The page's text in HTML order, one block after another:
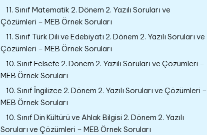
11. Sınıf Matematik 2. Dönem 2. Yazılı Soruları ve
Çözümleri – MEB Örnek Soruları
11. Sınıf Türk Dili ve Edebiyatı 2. Dönem 2. Yazılı Soruları ve
Çözümleri – MEB Örnek Soruları
10. Sınıf Felsefe 2. Dönem 2. Yazılı Soruları ve Çözümleri –
MEB Örnek Soruları
10. Sınıf İngilizce 2. Dönem 2. Yazılı Soruları ve Çözümleri –
MEB Örnek Soruları
10. Sınıf Din Kültürü ve Ahlak Bilgisi 2. Dönem 2. Yazılı
Soruları ve Çözümleri – MEB Örnek Soruları